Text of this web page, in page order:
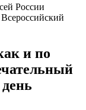
России
и по